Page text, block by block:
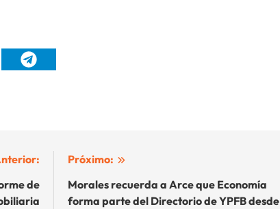
de
Próximo:
Morales recuerda a Arce que Economía
forma parte del Directorio de YPFB desde